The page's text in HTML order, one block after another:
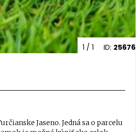
ID: 25676
1 / 1
Jaseno. Jedná sa o parcelu